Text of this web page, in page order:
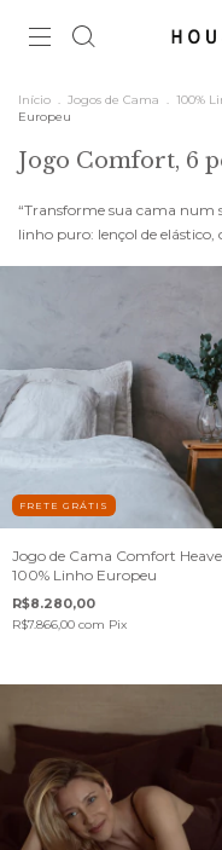
Início . Jogos de Cama . 100%
Europeu
Jogo Comfort, 6
“Transforme sua cama num
linho puro: lençol de elástico,
FRETE GRÁTIS
Jogo de Cama Comfort
100% Linho Europeu
R$8.280,00
R$7.866,00 com Pix